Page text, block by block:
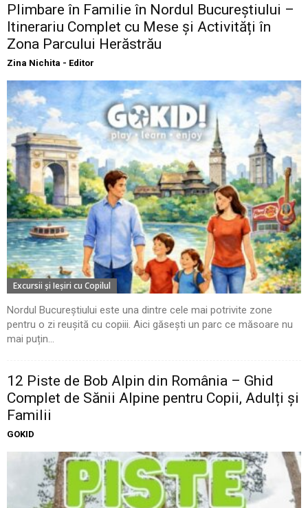
Plimbare în Familie în Nordul Bucureștiului –
Itinerariu Complet cu Mese și Activități în
Zona Parcului Herăstrău
Zina Nichita - Editor
Excursii şi Ieşiri cu Copilul
Nordul Bucureștiului este una dintre cele mai potrivite zone
pentru o zi reușită cu copiii. Aici găsești un parc ce măsoare nu
mai puțin...
12 Piste de Bob Alpin din România – Ghid
Complet de Sănii Alpine pentru Copii, Adulți și
Familii
GOKID